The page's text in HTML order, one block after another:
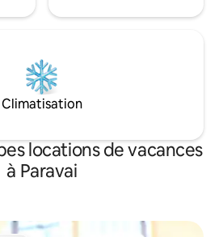
Climatisation
locations de vacances
à Paravai